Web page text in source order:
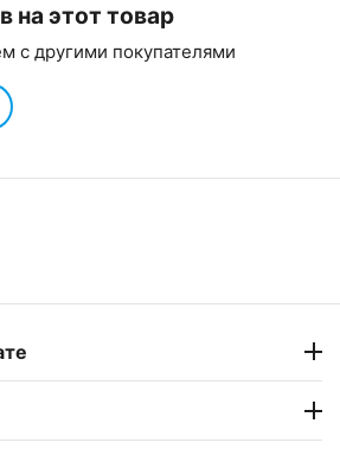
на этот товар
с другими покупателями